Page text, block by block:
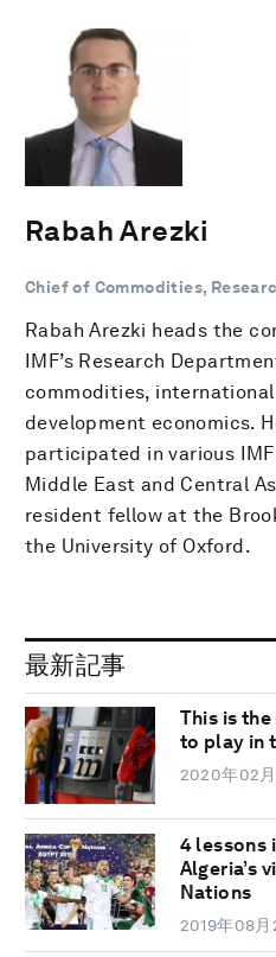
Rabah Arezki
Chief of Commodities,
Rabah Arezki heads the
IMF’s Research
commodities,
development economics.
participated in various
Middle East and Central
resident fellow at the
the University of Oxford.
最新記事
This is
to play in
2020年02月
4 lessons
Algeria’s
Nations
2019年08月